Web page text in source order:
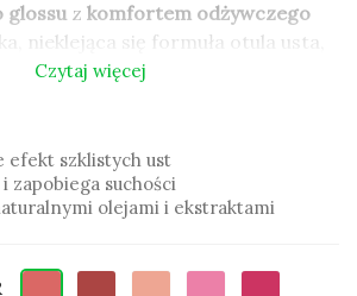
glossu z komfortem odżywczego
nieklejąca się formuła otula usta,
wyglądu i naturalnego
efekt szklistych ust
zapobiega suchości
Czytaj więcej
efekt szklistych ust
zapobiega suchości
olejami i ekstraktami